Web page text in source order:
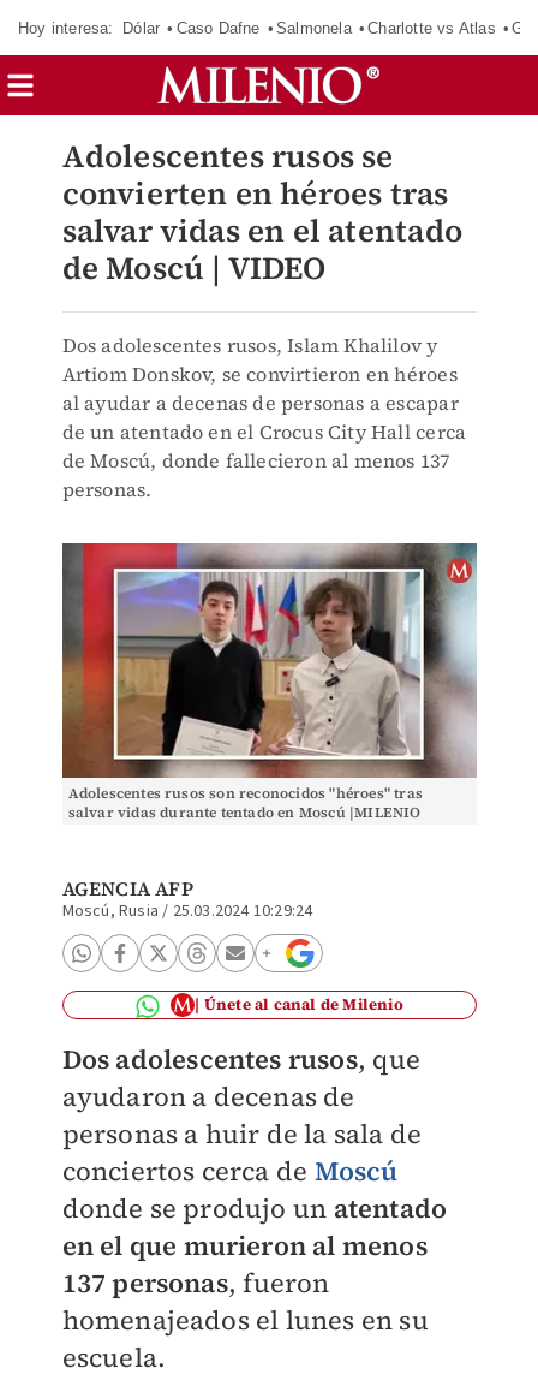
Hoy interesa: Dólar Caso Dafne Salmonela Charlotte vs Atlas
Adolescentes rusos se
convierten en héroes tras
salvar vidas en el atentado
de Moscú | VIDEO
Dos adolescentes rusos, Islam Khalilov y
Artiom Donskov, se convirtieron en héroes
al ayudar a decenas de personas a escapar
de un atentado en el Crocus City Hall cerca
de Moscú, donde fallecieron al menos 137
personas.
Adolescentes rusos son reconocidos "héroes" tras
salvar vidas durante tentado en Moscú |MILENIO
AGENCIA AFP
Moscú, Rusia / 25.03.2024 10:29:24
Únete al canal de Milenio
Dos adolescentes rusos, que
ayudaron a decenas de
personas a huir de la sala de
conciertos cerca de Moscú
donde se produjo un atentado
en el que murieron al menos
137 personas, fueron
homenajeados el lunes en su
escuela.